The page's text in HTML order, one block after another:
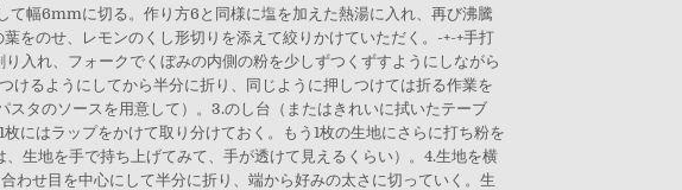
て幅6mmに切る。作り方6と同様に塩を加えた熱湯に入れ、再び沸騰
をのせ、レモンのくし形切りを添えて絞りかけていただく。-+-+手打
入れ、フォークでくぼみの内側の粉を少しずつくずすようにしながら
るようにしてから半分に折り、同じように押しつけては折る作業を
タのソースを用意して）。3.のし台（またはきれいに拭いたテーブ
にはラップをかけて取り分けておく。もう1枚の生地にさらに打ち粉を
生地を手で持ち上げてみて、手が透けて見えるくらい）。4.生地を横
わせ目を中心にして半分に折り、端から好みの太さに切っていく。生